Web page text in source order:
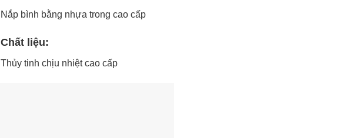
Nắp bình bằng nhựa trong cao cấp
Chất liệu:
Thủy tinh chịu nhiệt cao cấp